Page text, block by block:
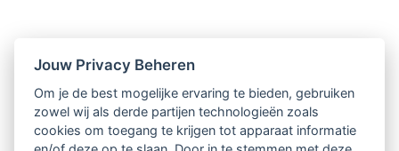
Nieuwsbrief
Ontvang 10 x per jaar de LVSC-
relatienieuwsbrief met o.a.:
Jouw Privacy Beheren
Om je de best mogelijke ervaring te bieden, gebruiken
zowel wij als derde partijen technologieën zoals
cookies om toegang te krijgen tot apparaat informatie